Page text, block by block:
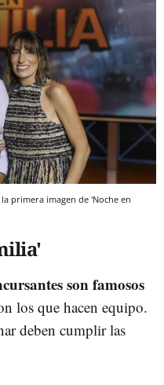
primera imagen de 'Noche en
son famosos
los que hacen equipo.
deben cumplir las